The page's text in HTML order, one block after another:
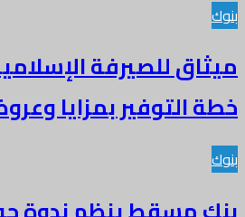
بنوك
ميثاق للصيرفة
خطة التوفير بمزايا
بنوك